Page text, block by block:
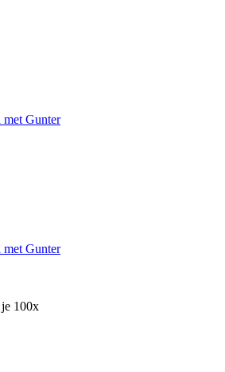
met Gunter
met Gunter
100x